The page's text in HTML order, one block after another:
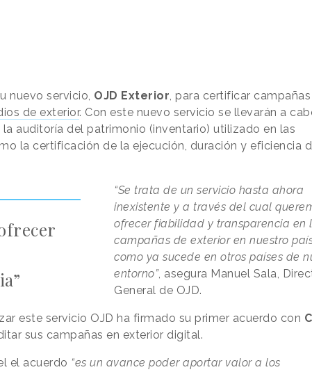
nuevo servicio, OJD Exterior , para certificar campañas
de exterior. Con este nuevo servicio se llevarán a
la auditoría del patrimonio (inventario) utilizado en las
la certificación de la ejecución, duración y eficiencia
“Se trata de un servicio hasta ahora
inexistente y a través del cual
ofrecer fiabilidad y transparencia en
campañas de exterior en nuestro
como ya sucede en otros países de
entorno”, asegura Manuel Sala,
General de OJD.
este servicio OJD ha firmado su primer acuerdo con
sus campañas en exterior digital.
el acuerdo “es un avance poder aportar valor a los